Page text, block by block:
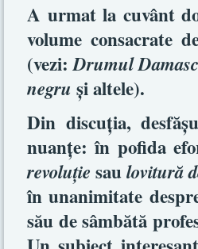
A urmat la cuvânt
volume consacrate
(vezi:Drumul
negru şi altele).
Din discuţia,
nuanţe: în pofida
revoluţie saulovitură
în unanimitate
său de sâmbătă